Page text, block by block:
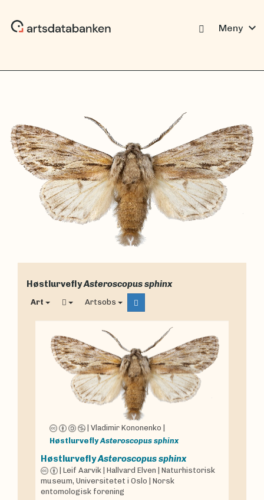
Meny expand_more
HøstlurveflyAsteroscopus sphinx
Art Artsobs
Vladimir Kononenko
Høstlurvefly Asteroscopus sphinx
HøstlurveflyAsteroscopus sphinx
Leif Aarvik Hallvard Elven
Naturhistorisk
museum, Universitetet i Oslo
Norsk
entomologisk forening